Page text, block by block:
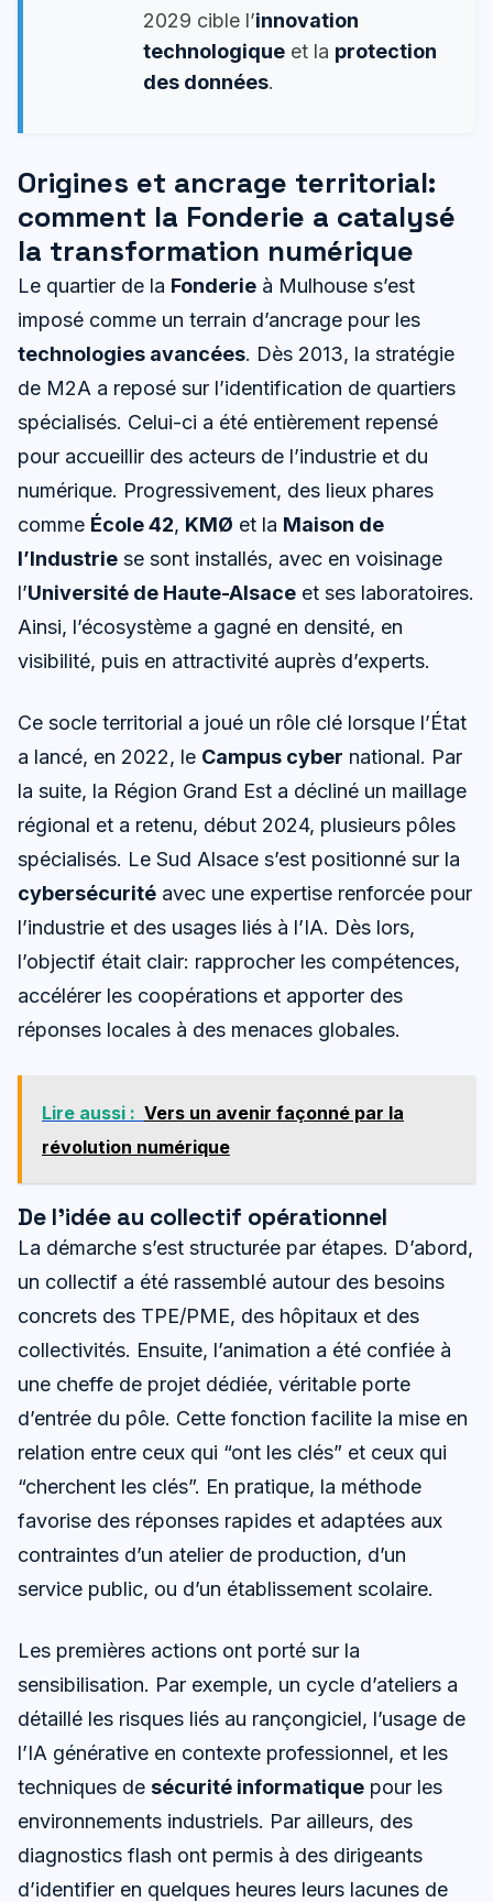
2029 cible l’innovation
technologique et la protection
des données.
Origines et ancrage territorial:
comment la Fonderie a catalysé
la transformation numérique
Le quartier de la Fonderie à Mulhouse s’est
imposé comme un terrain d’ancrage pour les
technologies avancées. Dès 2013, la stratégie
de M2A a reposé sur l’identification de quartiers
spécialisés. Celui-ci a été entièrement repensé
pour accueillir des acteurs de l’industrie et du
numérique. Progressivement, des lieux phares
comme École 42, KMØ et la Maison de
l’Industrie se sont installés, avec en voisinage
l’Université de Haute-Alsace et ses laboratoires.
Ainsi, l’écosystème a gagné en densité, en
visibilité, puis en attractivité auprès d’experts.
Ce socle territorial a joué un rôle clé lorsque l’État
a lancé, en 2022, le Campus cyber national. Par
la suite, la Région Grand Est a décliné un maillage
régional et a retenu, début 2024, plusieurs pôles
spécialisés. Le Sud Alsace s’est positionné sur la
cybersécurité avec une expertise renforcée pour
l’industrie et des usages liés à l’IA. Dès lors,
l’objectif était clair: rapprocher les compétences,
accélérer les coopérations et apporter des
réponses locales à des menaces globales.
Lire aussi : Vers un avenir façonné par la
révolution numérique
De l’idée au collectif opérationnel
La démarche s’est structurée par étapes. D’abord,
un collectif a été rassemblé autour des besoins
concrets des TPE/PME, des hôpitaux et des
collectivités. Ensuite, l’animation a été confiée à
une cheffe de projet dédiée, véritable porte
d’entrée du pôle. Cette fonction facilite la mise en
relation entre ceux qui “ont les clés” et ceux qui
“cherchent les clés”. En pratique, la méthode
favorise des réponses rapides et adaptées aux
contraintes d’un atelier de production, d’un
service public, ou d’un établissement scolaire.
Les premières actions ont porté sur la
sensibilisation. Par exemple, un cycle d’ateliers a
détaillé les risques liés au rançongiciel, l’usage de
l’IA générative en contexte professionnel, et les
techniques de sécurité informatique pour les
environnements industriels. Par ailleurs, des
diagnostics flash ont permis à des dirigeants
d’identifier en quelques heures leurs lacunes de